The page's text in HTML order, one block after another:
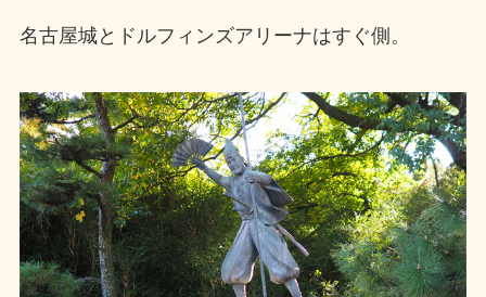
名古屋城とドルフィンズアリーナはすぐ側。